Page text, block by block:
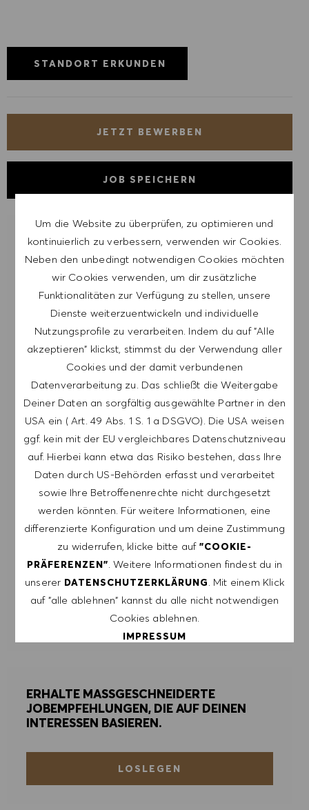
Um die Website zu überprüfen, zu optimieren und
kontinuierlich zu verbessern, verwenden wir Cookies.
Neben den unbedingt notwendigen Cookies möchten
wir Cookies verwenden, um dir zusätzliche
Funktionalitäten zur Verfügung zu stellen, unsere
Dienste weiterzuentwickeln und individuelle
Nutzungsprofile zu verarbeiten. Indem du auf "Alle
akzeptieren" klickst, stimmst du der Verwendung aller
Cookies und der damit verbundenen
Datenverarbeitung zu. Das schließt die Weitergabe
Deiner Daten an sorgfältig ausgewählte Partner in den
USA ein ( Art. 49 Abs. 1 S. 1 a DSGVO). Die USA weisen
ggf. kein mit der EU vergleichbares Datenschutzniveau
auf. Hierbei kann etwa das Risiko bestehen, dass Ihre
Daten durch US-Behörden erfasst und verarbeitet
sowie Ihre Betroffenenrechte nicht durchgesetzt
werden könnten. Für weitere Informationen, eine
differenzierte Konfiguration und um deine Zustimmung
zu widerrufen, klicke bitte auf "COOKIE-
PRÄFERENZEN". Weitere Informationen findest du in
unserer DATENSCHUTZERKLÄRUNG. Mit einem Klick
auf "alle ablehnen" kannst du alle nicht notwendigen
Cookies ablehnen.
IMPRESSUM
ALLE ABLEHNEN
STANDORT ERKUNDEN
JETZT BEWERBEN
JOB SPEICHERN
LASSE DICH FÜR ÄHNLICHE JOBS
BENACHRICHTIGEN
damit einverstanden, E-Mails mit
Stellenangeboten von HUGO BOSS, Einladungen
karriererelevanten Themen zu erhalten. Ich kann
mich jederzeit abmelden, z.B. indem ich den in
akzeptiere, dass meine persönlichen Daten
E-Mail-Adresse eingeben (erforderlich)
ERSTELLEN
ALERTS VERWALTEN
ERHALTE MASSGESCHNEIDERTE
JOBEMPFEHLUNGEN, DIE AUF DEINEN
INTERESSEN BASIEREN.
LOSLEGEN